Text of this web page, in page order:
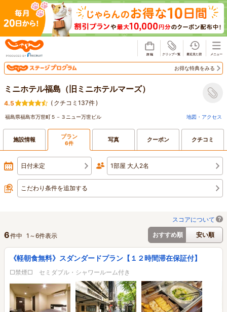
お得な特典をみる
ミニホテル福島（旧ミニホテルマーズ）
4.5 ( クチコミ137件)
福島県福島市万世町５－３ニュー万世ビル 地図・アクセス
施設情報 プラン
6件 写真 クーポン クチコミ
日付未定 1部屋 大人2名
こだわり条件を追加する
スコアについて
おすすめ順
安い順
6件中 1 ～6件表示
《軽朝食無料》スダンダードプラン【１２時間滞在保証付】
□禁煙□ セミダブル・シャワールーム付き